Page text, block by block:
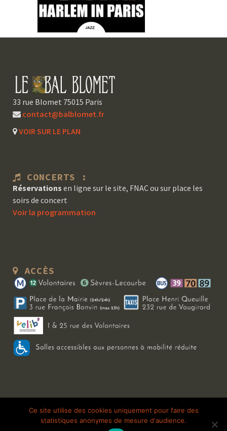
33 rue Blomet 75015 Paris
contact@balblomet.fr
VOIR SUR LE PLAN
CONCERTS :
Réservations en ligne sur le site, FNAC ou sur place les
soirs de concert
Voir la programmation
ACCÈS
Copyright 2026 Le Bal Blomet | Tous droits réservés | Mentions légales
Galerie photo
Ce site utilise des cookies uniquement pour faire des
statistiques anonymes de mesure d'audience.